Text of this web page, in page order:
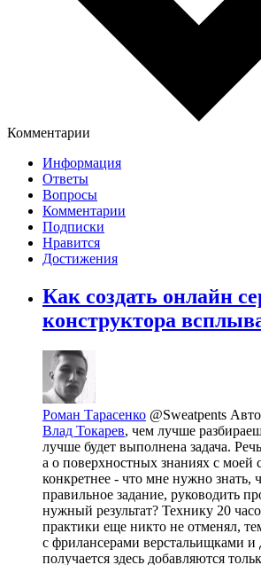
Комментарии
Информация
Ответы
Вопросы
Комментарии
Подписки
Нравится
Достижения
Как создать онлайн
конструктора
Роман Тарасенко @Sweatpents
Влад Токарев, чем лучше
лучше будет выполнена задача.
а о поверхностных знаниях с
конкретнее - что мне нужно знать,
правильное задание, руководить
нужный результат? Технику 20
практики еще никто не отменял,
с фрилансерами верстальищками и
получается здесь добавляются